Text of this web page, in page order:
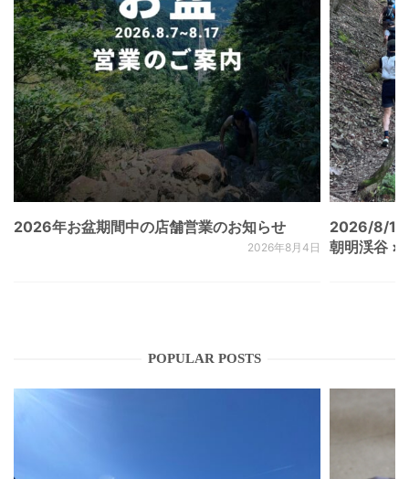
2026年お盆期間中の店舗営業のお知らせ
2026年8月4日
2026/8/
朝明渓谷 ×
POPULAR POSTS